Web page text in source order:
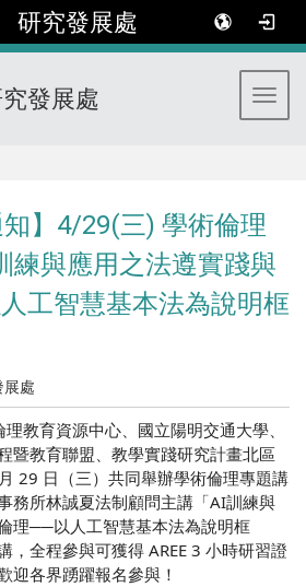
研究發展處
發展處
】4/29(三) 學術倫理
練與應用之法遵實踐與
工智慧基本法為說明框
展處
教育資源中心、國立陽明交通大學、
暨教育聯盟、教學實踐研究計畫北區
29 日（三）共同舉辦學術倫理專題講
務所林誠夏法制顧問主講「AI訓練與
理──以人工智慧基本法為說明框
，全程參與可獲得 AREE 3 小時研習證
迎各界踴躍報名參與！